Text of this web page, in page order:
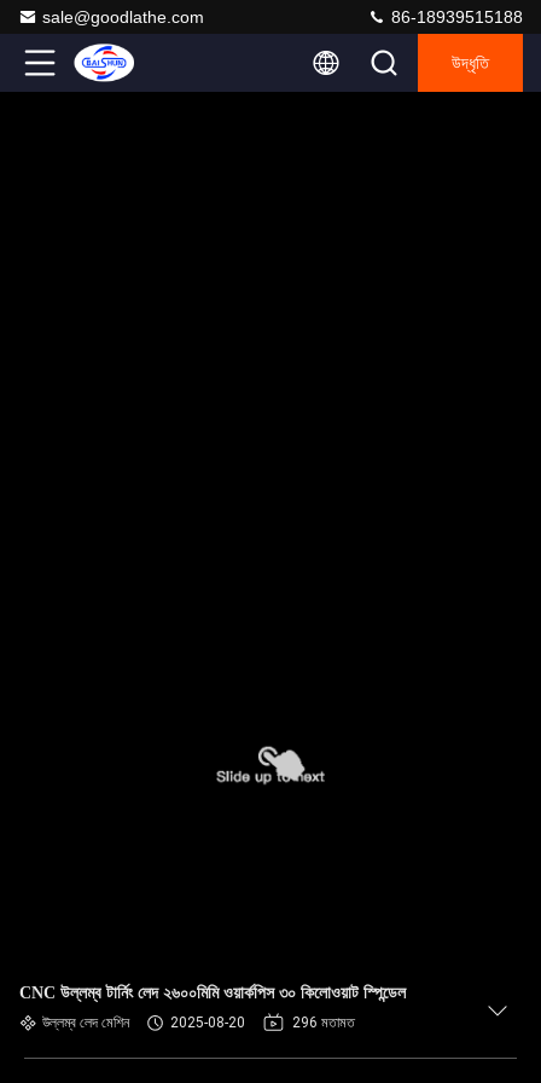
sale@goodlathe.com 86-18939515188
উদ্ধৃতি
CNC উল্লম্ব টার্নিং লেদ ২৬০০মিমি ওয়ার্কপিস ৩০ কিলোওয়াট স্পিন্ডেল
উল্লম্ব লেদ মেশিন 2025-08-20 296 মতামত